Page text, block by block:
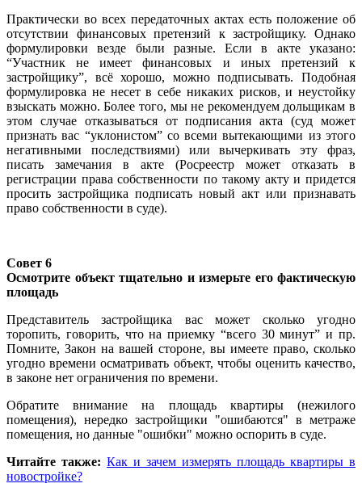
Практически во всех передаточных актах есть положение об
отсутствии финансовых претензий к застройщику. Однако
формулировки везде были разные. Если в акте указано:
“Участник не имеет финансовых и иных претензий к
застройщику”, всё хорошо, можно подписывать. Подобная
формулировка не несет в себе никаких рисков, и неустойку
взыскать можно. Более того, мы не рекомендуем дольщикам в
этом случае отказываться от подписания акта (суд может
признать вас “уклонистом” со всеми вытекающими из этого
негативными последствиями) или вычеркивать эту фраз,
писать замечания в акте (Росреестр может отказать в
регистрации права собственности по такому акту и придется
просить застройщика подписать новый акт или признавать
право собственности в суде).
Совет 6
Осмотрите объект тщательно и измерьте его фактическую
площадь
Представитель застройщика вас может сколько угодно
торопить, говорить, что на приемку “всего 30 минут” и пр.
Помните, Закон на вашей стороне, вы имеете право, сколько
угодно времени осматривать объект, чтобы оценить качество,
в законе нет ограничения по времени.
Обратите внимание на площадь квартиры (нежилого
помещения), нередко застройщики "ошибаются" в метраже
помещения, но данные "ошибки" можно оспорить в суде.
Читайте также: Как и зачем измерять площадь квартиры в
новостройке?